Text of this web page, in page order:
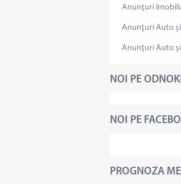
Anunţuri
Anunţuri Auto
Anunţuri Auto
NOI PE
NOI PE
PROGNOZA